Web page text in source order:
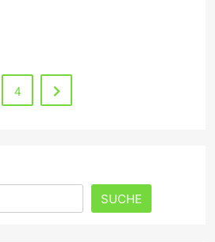
4
SUCHE